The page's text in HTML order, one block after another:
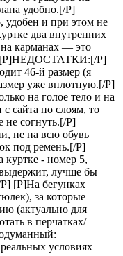
удобно.[/P]
удобен и при этом не
два внутренних
карманах — это
[P]НЕДОСТАТКИ:[/P]
46-й размер (я
уже вплотную.[/P]
на голое тело и на
с сайта по слоям, то
не согнуть.[/P]
не на всю обувь
под ремень.[/P]
- номер 5,
выдержит, лучше бы
[P]На бегунках
за которые
(актуально для
в перчатках/
условиях